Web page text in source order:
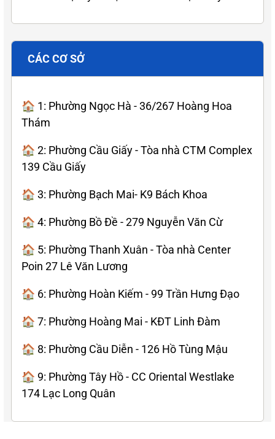
CÁC CƠ SỞ
🏠 1: Phường Ngọc Hà - 36/267 Hoàng Hoa
Thám
🏠 2: Phường Cầu Giấy - Tòa nhà CTM Complex
139 Cầu Giấy
🏠 3: Phường Bạch Mai- K9 Bách Khoa
🏠 4: Phường Bồ Đề - 279 Nguyễn Văn Cừ
🏠 5: Phường Thanh Xuân - Tòa nhà Center
Poin 27 Lê Văn Lương
🏠 6: Phường Hoàn Kiếm - 99 Trần Hưng Đạo
🏠 7: Phường Hoàng Mai - KĐT Linh Đàm
🏠 8: Phường Cầu Diễn - 126 Hồ Tùng Mậu
🏠 9: Phường Tây Hồ - CC Oriental Westlake
174 Lạc Long Quân